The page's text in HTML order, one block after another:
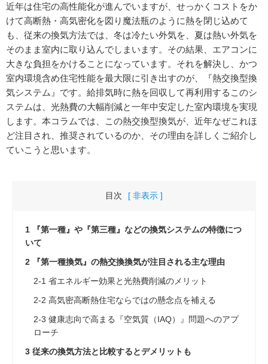
近年は住宅の高性能化が進んでいますが、せっかくコストをか
けて高断熱・高気密化を図り魔法瓶のように熱を閉じ込めて
も、従来の換気方法では、冬は冷たい外気を、夏は熱い外気を
そのまま室内に取り込んでしまいます。その結果、エアコンに
大きな負担をかけることになっています。それを解決し、かつ
室内環境含め住宅性能を最大限に引き出すのが、『熱交換型換
気システム』です。給排気時に熱を回収して再利用するこのシ
ステムは、光熱費の大幅削減と一年中安定した室内環境を実現
します。本コラムでは、この熱交換型換気が、近年なぜこれほ
ど注目され、推奨されているのか、その理由を詳しくご紹介し
ていこうと思います。
目次 [ 非表示 ]
1 『第一種』や『第三種』などの換気システムの特徴につ
いて
2 『第一種換気』の熱交換換気が注目される主な理由
2-1 省エネルギー効果と光熱費削減のメリット
2-2 高気密高断熱住宅ならではの懸念点を補える
2-3 健康志向で高まる『空気質（IAQ）』問題へのアプ
ローチ
3 従来の換気方法と比較するとデメリットも